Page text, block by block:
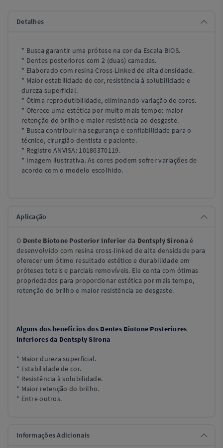
Detalhes
* Busca garantir uma prótese na cor da Escala BIOS.
* Dentes posteriores com 2 (duas) camadas.
* Elaborado com resina Cross-Linked de alta densidade.
* Maior estabilidade de cor, resistência à solubilidade e
dureza superficial.
* Ótima reprodutibilidade, eliminando variação de cores.
* Oferece uma estética por muito mais tempo: maior
retenção do brilho e maior resistência ao desgaste.
* Busca contribuir na segurança e confiabilidade para o
técnico, cirurgião-dentista e paciente.
* Registro ANVISA: 10186370119.
* Imagem ilustrativa. As cores podem sofrer variações de
acordo com o modelo escolhido.
Aplicação
O Dente Biotone Posterior Inferior da Dentsply Sironaé
desenvolvido com resina cross-linked de alta densidade para
oferecer um ótimo resultado estético e durabilidade em
próteses totais e parciais removíveis. Ele conta com ótimas
propriedades para proporcionar estética por mais tempo,
retenção do brilho e maior resistência ao desgaste.
Alguns dos benefícios dos Dentes Biotone Posteriores
Inferiores da Dentsply Sirona
* Maior dureza superficial.
* Estabilidade de cor.
* Resistência à solubilidade.
* Maior retenção do brilho.
* Entre outros.
Informações Adicionais